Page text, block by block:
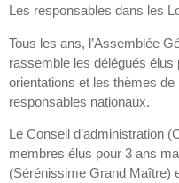
Les responsables dans les
Tous les ans, l’Assemblée
rassemble les délégués élus
orientations et les thèmes de
responsables nationaux.
Le Conseil d’administration
membres élus pour 3 ans
(Sérénissime Grand Maître)